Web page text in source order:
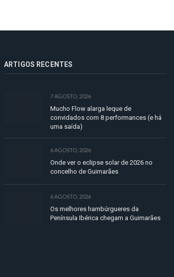
ARTIGOS RECENTES
7 AGOSTO, 2026
Mucho Flow alarga leque de
convidados com 8 performances (e há
uma saída)
6 AGOSTO, 2026
Onde ver o eclipse solar de 2026 no
concelho de Guimarães
6 AGOSTO, 2026
Os melhores hambúrgueres da
Península Ibérica chegam a Guimarães